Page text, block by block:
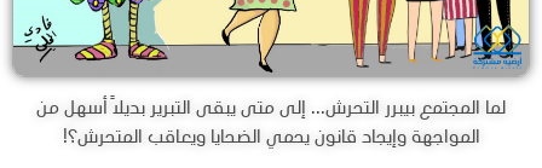
لما المجتمع بيبرر التحرش... إلى متى يبقى التبرير بديلاً أسهل من
المواجهة وإيجاد قانون يحمي الضحايا ويعاقب المتحرش؟!